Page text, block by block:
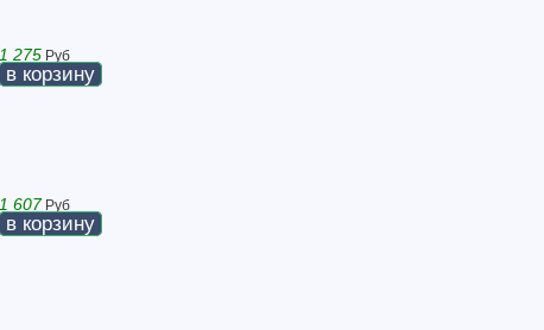
1 275 Руб
в корзину
1 607 Руб
в корзину